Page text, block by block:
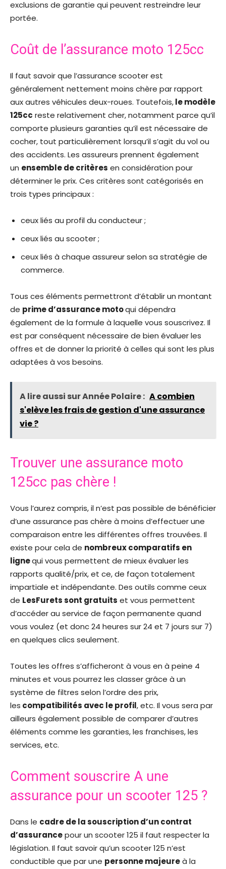
exclusions de garantie qui peuvent restreindre leur
portée.
Coût de l’assurance moto 125cc
Il faut savoir que l’assurance scooter est
généralement nettement moins chère par rapport
aux autres véhicules deux-roues. Toutefois,le modèle
125cc reste relativement cher, notamment parce qu’il
comporte plusieurs garanties qu’il est nécessaire de
cocher, tout particulièrement lorsqu’il s’agit du vol ou
des accidents. Les assureurs prennent également
un ensemble de critères en considération pour
déterminer le prix. Ces critères sont catégorisés en
trois types principaux :
ceux liés au profil du conducteur ;
ceux liés au scooter ;
ceux liés à chaque assureur selon sa stratégie de
commerce.
Tous ces éléments permettront d’établir un montant
de prime d’assurance motoqui dépendra
également de la formule à laquelle vous souscrivez. Il
est par conséquent nécessaire de bien évaluer les
offres et de donner la priorité à celles qui sont les plus
adaptées à vos besoins.
A lire aussi sur Année Polaire : A combien
s'elève les frais de gestion d'une assurance
vie ?
Trouver une assurance moto
125cc pas chère !
Vous l’aurez compris, il n’est pas possible de bénéficier
d’une assurance pas chère à moins d’effectuer une
comparaison entre les différentes offres trouvées. Il
existe pour cela de nombreux comparatifs en
lignequi vous permettent de mieux évaluer les
rapports qualité/prix, et ce, de façon totalement
impartiale et indépendante. Des outils comme ceux
de LesFurets sont gratuits et vous permettent
d’accéder au service de façon permanente quand
vous voulez (et donc 24 heures sur 24 et 7 jours sur 7)
en quelques clics seulement.
Toutes les offres s’afficheront à vous en à peine 4
minutes et vous pourrez les classer grâce à un
système de filtres selon l’ordre des prix,
les compatibilités avec le profil, etc. Il vous sera par
ailleurs également possible de comparer d’autres
éléments comme les garanties, les franchises, les
services, etc.
Comment souscrire A une
assurance pour un scooter 125 ?
Dans le cadre de la souscription d’un contrat
d’assurancepour un scooter 125 il faut respecter la
législation. Il faut savoir qu’un scooter 125 n’est
conductible que par une personne majeureà la